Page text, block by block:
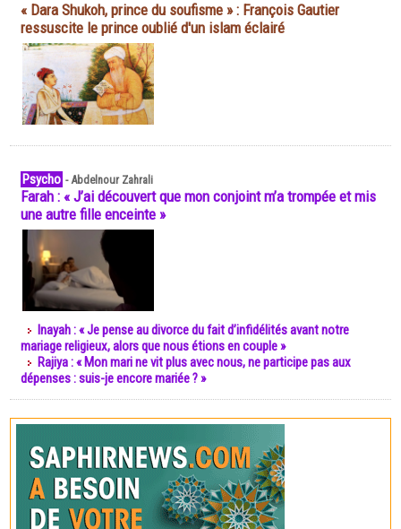
« Dara Shukoh, prince du soufisme » : François Gautier
ressuscite le prince oublié d'un islam éclairé
Psycho -Abdelnour Zahrali
Farah : « J’ai découvert que mon conjoint m’a trompée et mis
une autre fille enceinte »
Inayah : « Je pense au divorce du fait d’infidélités avant notre
mariage religieux, alors que nous étions en couple »
Rajiya : « Mon mari ne vit plus avec nous, ne participe pas aux
dépenses : suis-je encore mariée ? »